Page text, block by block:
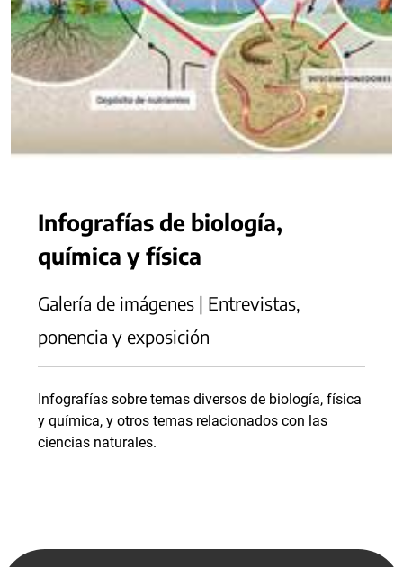
Infografías de biología,
química y física
Galería de imágenes | Entrevistas,
ponencia y exposición
Infografías sobre temas diversos de biología, física
y química, y otros temas relacionados con las
ciencias naturales.